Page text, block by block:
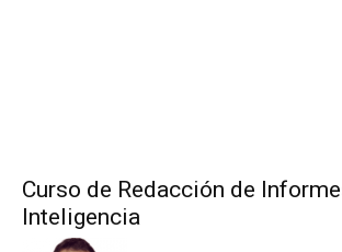
Curso de Redacción de
Inteligencia